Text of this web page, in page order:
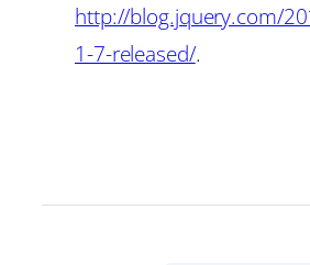
http://blog.jquery.com/
1-7-released/.